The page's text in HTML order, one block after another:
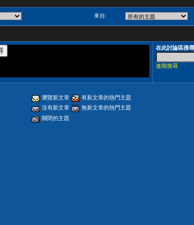
來自:
在此討論區搜尋
進階搜尋
瀏覽新文章
有新文章的熱門主題
沒有新文章
無新文章的熱門主題
關閉的主題